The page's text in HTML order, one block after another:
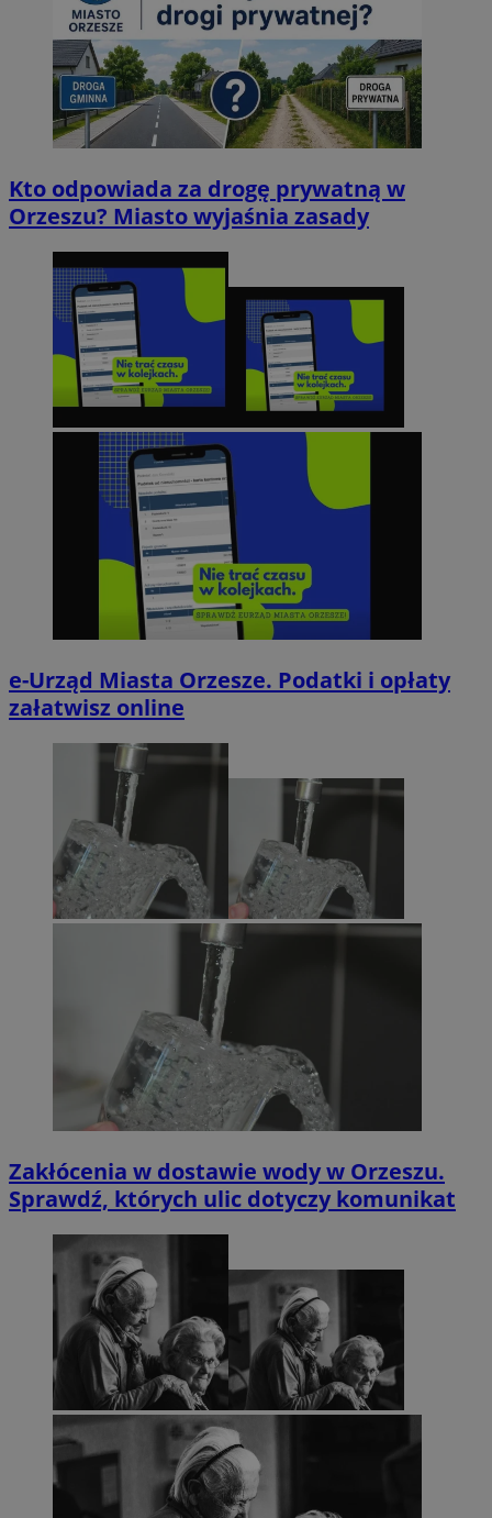
Kto odpowiada za drogę prywatną w
Orzeszu? Miasto wyjaśnia zasady
e-Urząd Miasta Orzesze. Podatki i opłaty
załatwisz online
Zakłócenia w dostawie wody w Orzeszu.
Sprawdź, których ulic dotyczy komunikat